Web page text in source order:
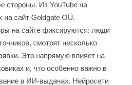
стороны. Из YouTube на
на сайт Goldgate OÜ.
на сайте фиксируются: люди
смотрят несколько
Это напрямую влияет на
и, что особенно важно в
в ИИ-выдачах. Нейросети